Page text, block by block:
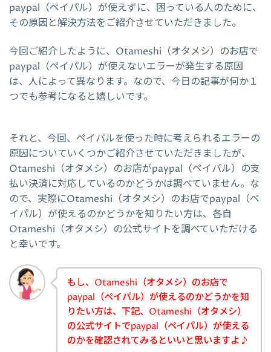
paypal（ペイパル）が使えずに、困っている人のために、
その原因と解決方法をご紹介させていただきました。
今回ご紹介したように、Otameshi（オタメシ）のお店で
paypal（ペイパル）が使えないエラーが発生する原因
は、人によって異なります。なので、今日の記事が何か１
つでも参考になると嬉しいです。
それと、今回、ペイパルを使った時に考えられるエラーの
原因についていくつかご紹介させていただきましたが、
Otameshi（オタメシ）のお店がpaypal（ペイパル）の支
払い決済に対応しているのかどうかは調べていません。な
ので、実際にOtameshi（オタメシ）のお店でpaypal（ペ
イパル）が使えるのかどうかを知りたい方は、各自
Otameshi（オタメシ）の公式サイトを調べていただける
と幸いです。
もし、Otameshi（オタメシ）のお店で
paypal（ペイパル）が使えるのかどうかを知
りたい方は、下記、Otameshi（オタメシ）
の公式サイトでpaypal（ペイパル）が使える
のかを確認されてみるといいと思いますよ♪